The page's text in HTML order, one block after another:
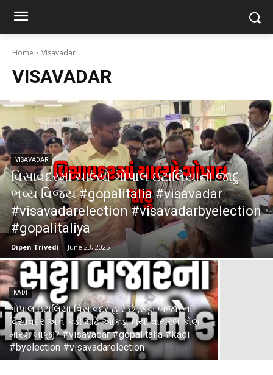
Home Visavadar
VISAVADAR
VISAVADAR
વિસાવદરમાં ચાલ્યો ગોપાલ ઇટાલિયાનો જાદુ
ભવ્ય વિજય #gopalitalia #visavadar
#visavadarelection #visavadarbyelection
#gopalitaliya
Dipen Trivedi - June 23, 2025
KADI
ગોપાલ ઇટાલિયા વિસાવદર હારે છે ,સટ્ટા બજારના
વિસાવદર અને કડી માટે આંકડા થયા વાયરલ કોણ
મારશે બાજી? #visavadar #gopalitalia #kadi
#byelection #visavadarelection